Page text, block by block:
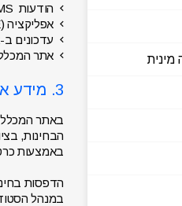
הודעות SMS
אפליקציה (TCB\TCB COLLEGE) בטלפונים חכמים
עדכונים ב-Facebook (המכללה הטכנולוגית באר שבע)
אתר
3. מידע אישי לסטודנט
באתר
הבחינות,
באמצעות
הדפסות
במנהל